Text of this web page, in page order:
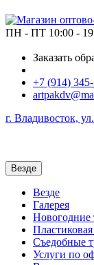
ПН - ПТ 10:00 -
Заказать
+7 (914)
г. Владивосток,
Везде
Везде
Галерея
Новогодние
Съедобные
Услуги по